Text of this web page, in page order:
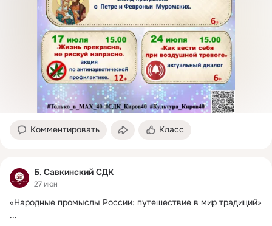
Комментировать Класс
Б. Савкинский СДК
27 июн
«Народные промыслы России: путешествие в мир традиций»
...